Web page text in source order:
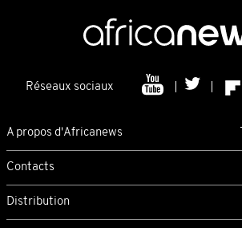
Réseaux sociaux
A propos d'Africanews
Contacts
Distribution